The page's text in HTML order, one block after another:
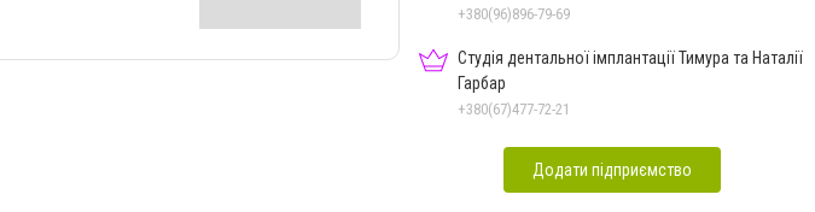
+380(96)896-79-69
Студія дентальної імплантації Тимура та Наталії
Гарбар
+380(67)477-72-21
Додати підприємство